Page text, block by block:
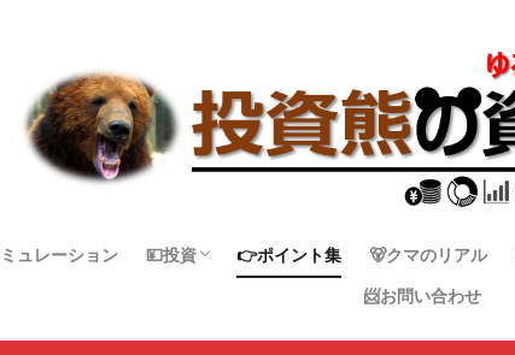
ュレーション 💴投資 👉ポイント集 🐻クマのリアル
📨お問い合わせ